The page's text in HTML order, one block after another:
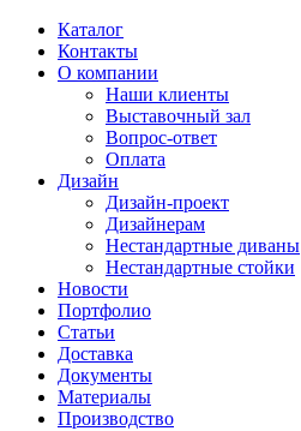
Каталог
Контакты
О компании
Наши клиенты
Выставочный зал
Вопрос-ответ
Оплата
Дизайн
Дизайн-проект
Дизайнерам
Нестандартные диваны
Нестандартные стойки
Новости
Портфолио
Статьи
Доставка
Документы
Материалы
Производство